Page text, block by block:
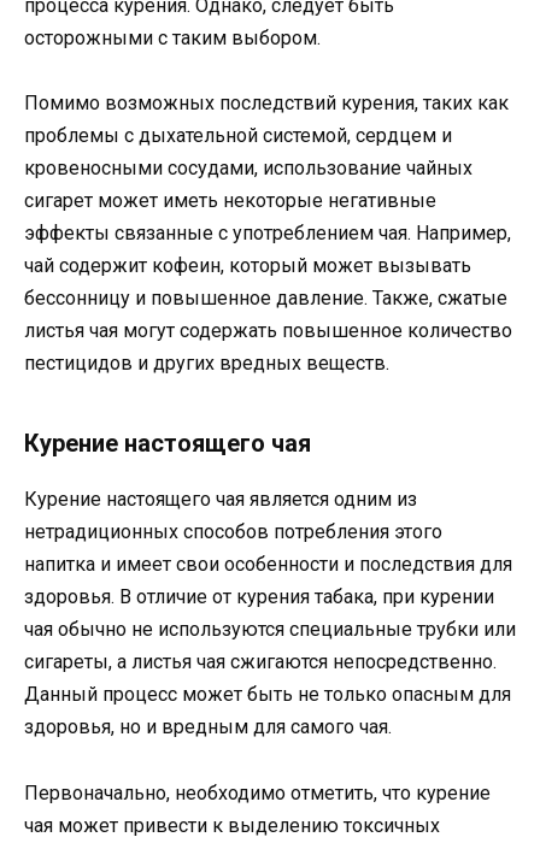
процесса курения. Однако, следует быть
осторожными с таким выбором.
Помимо возможных последствий курения, таких как
проблемы с дыхательной системой, сердцем и
кровеносными сосудами, использование чайных
сигарет может иметь некоторые негативные
эффекты связанные с употреблением чая. Например,
чай содержит кофеин, который может вызывать
бессонницу и повышенное давление. Также, сжатые
листья чая могут содержать повышенное количество
пестицидов и других вредных веществ.
Курение настоящего чая
Курение настоящего чая является одним из
нетрадиционных способов потребления этого
напитка и имеет свои особенности и последствия для
здоровья. В отличие от курения табака, при курении
чая обычно не используются специальные трубки или
сигареты, а листья чая сжигаются непосредственно.
Данный процесс может быть не только опасным для
здоровья, но и вредным для самого чая.
Первоначально, необходимо отметить, что курение
чая может привести к выделению токсичных